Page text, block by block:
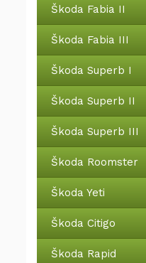
Škoda Fabia II
Škoda Fabia III
Škoda Superb I
Škoda Superb II
Škoda Superb III
Škoda Roomster
Škoda Yeti
Škoda Citigo
Škoda Rapid